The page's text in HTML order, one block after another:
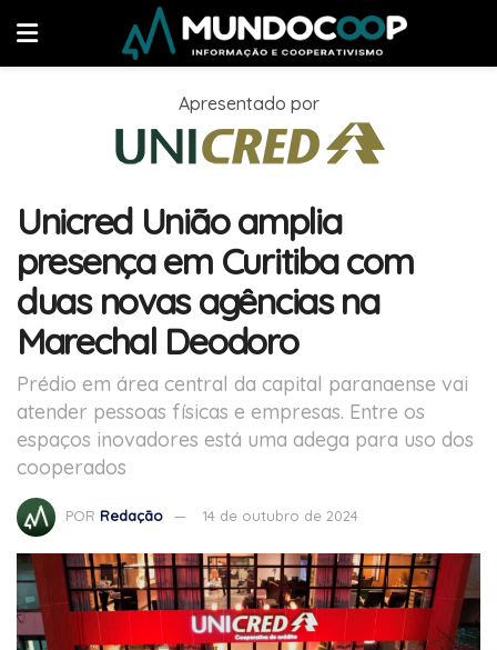
Apresentado por
Unicred União amplia
presença em Curitiba com
duas novas agências na
Marechal Deodoro
Prédio em área central da capital paranaense vai
atender pessoas físicas e empresas. Entre os
espaços inovadores está uma adega para uso dos
cooperados
POR Redação 14 de outubro de 2024